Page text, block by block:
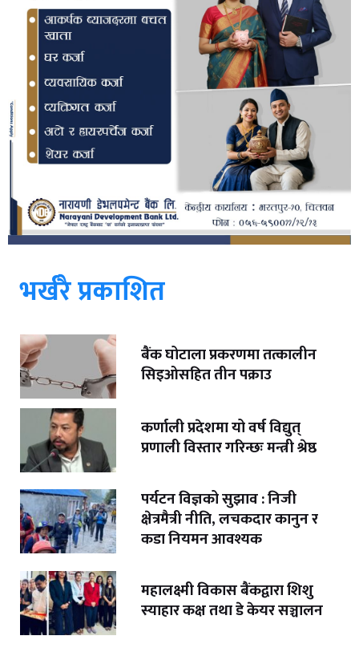
भर्खरै प्रकाशित
बैंक घोटाला प्रकरणमा तत्कालीन
सिइओसहित तीन पक्राउ
कर्णाली प्रदेशमा यो वर्ष विद्युत्
प्रणाली विस्तार गरिन्छः मन्त्री श्रेष्ठ
पर्यटन विज्ञको सुझाव : निजी
क्षेत्रमैत्री नीति, लचकदार कानुन र
कडा नियमन आवश्यक
महालक्ष्मी विकास बैंकद्वारा शिशु
स्याहार कक्ष तथा डे केयर सञ्चालन